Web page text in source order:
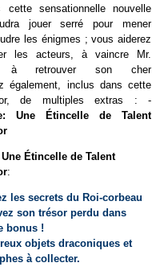
sensationnelle nouvelle
jouer serré pour mener
les énigmes ; vous aiderez
les acteurs, à vaincre Mr.
à retrouver son cher
également, inclus dans cette
de multiples extras : -
Une Étincelle de Talent
Étincelle de Talent
:
les secrets du Roi-corbeau
son trésor perdu dans
bonus !
objets draconiques et
à collecter.